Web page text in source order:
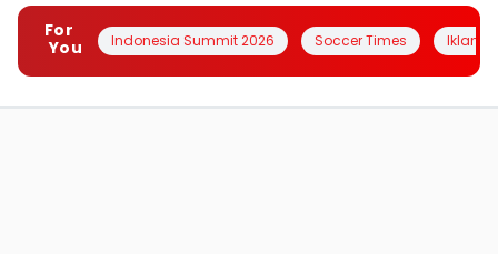
For
You
Indonesia Summit 2026 Soccer Times Iklanin